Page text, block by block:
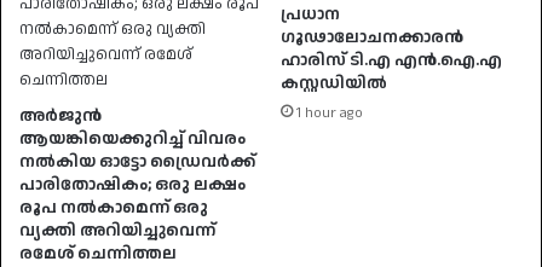
അർജുൻ
ആയങ്കിയെക്കുറിച്ച് വിവരം
നൽകിയ ഓട്ടോ ഡ്രൈവർക്ക്
പാരിതോഷികം; ഒരു ലക്ഷം
രൂപ നൽകാമെന്ന് ഒരു
വ്യക്തി അറിയിച്ചുവെന്ന്
രമേശ് ചെന്നിത്തല
പ്രധാന
ഗൂഢാലോചനക്കാരൻ
ഹാരിസ് ടി.എ എൻ.ഐ.എ
കസ്റ്റഡിയിൽ
1 hour ago